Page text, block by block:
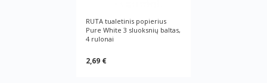
RUTA tualetinis popierius
Pure White 3 sluoksnių baltas,
4 rulonai
2,69 €